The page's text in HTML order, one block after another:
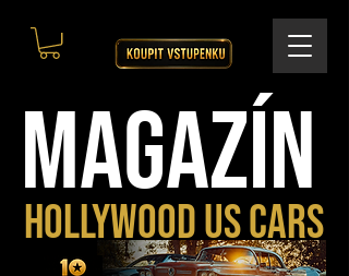
MAGAZÍN
HOLLYWOOD US CARS